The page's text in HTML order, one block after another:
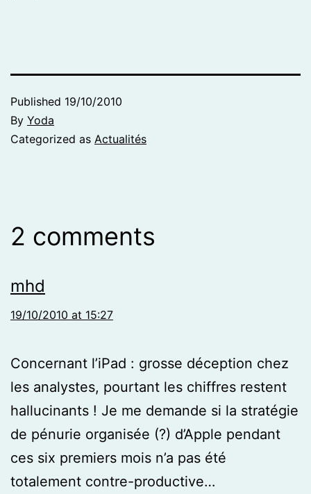
Published 19/10/2010
By Yoda
Categorized as Actualités
2 comments
mhd
19/10/2010 at 15:27
Concernant l’iPad : grosse déception chez
les analystes, pourtant les chiffres restent
hallucinants ! Je me demande si la stratégie
de pénurie organisée (?) d’Apple pendant
ces six premiers mois n’a pas été
totalement contre-productive…